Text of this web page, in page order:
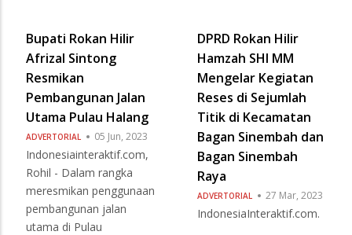
Bupati Rokan Hilir
Afrizal Sintong
Resmikan
Pembangunan Jalan
Utama Pulau Halang
ADVERTORIAL 05 Jun, 2023
Indonesiainteraktif.com,
Rohil - Dalam rangka
meresmikan penggunaan
pembangunan jalan
utama di Pulau
DPRD Rokan Hilir
Hamzah SHI MM
Mengelar Kegiatan
Reses di Sejumlah
Titik di Kecamatan
Bagan Sinembah dan
Bagan Sinembah
Raya
ADVERTORIAL 27 Mar, 2023
IndonesiaInteraktif.com.